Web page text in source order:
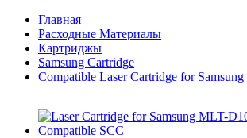
Главная
Расходные Материалы
Картриджы
Samsung Cartridge
Compatible Laser Cartridge for Samsung